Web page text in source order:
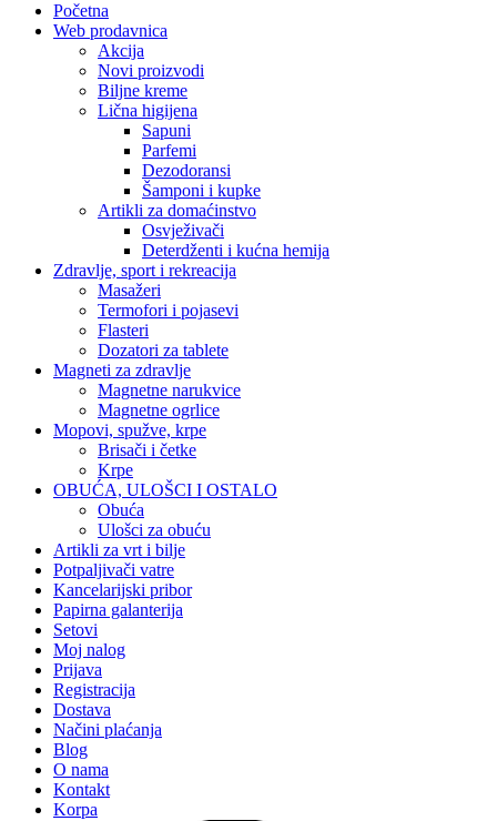
Početna
Web prodavnica
Akcija
Novi proizvodi
Biljne kreme
Lična higijena
Sapuni
Parfemi
Dezodoransi
Šamponi i kupke
Artikli za domaćinstvo
Osvježivači
Deterdženti i kućna hemija
Zdravlje, sport i rekreacija
Masažeri
Termofori i pojasevi
Flasteri
Dozatori za tablete
Magneti za zdravlje
Magnetne narukvice
Magnetne ogrlice
Mopovi, spužve, krpe
Brisači i četke
Krpe
OBUĆA, ULOŠCI I OSTALO
Obuća
Ulošci za obuću
Artikli za vrt i bilje
Potpaljivači vatre
Kancelarijski pribor
Papirna galanterija
Setovi
Moj nalog
Prijava
Registracija
Dostava
Načini plaćanja
Blog
O nama
Kontakt
Korpa